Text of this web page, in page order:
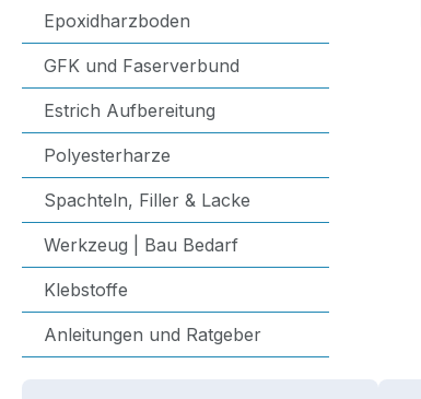
Epoxidharzboden
GFK und Faserverbund
Estrich Aufbereitung
Polyesterharze
Spachteln, Filler & Lacke
Werkzeug | Bau Bedarf
Klebstoffe
Anleitungen und Ratgeber